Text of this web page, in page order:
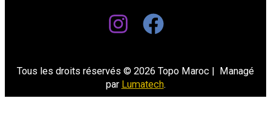
Tous les droits réservés © 2026 Topo Maroc | Managé
par Lumatech.